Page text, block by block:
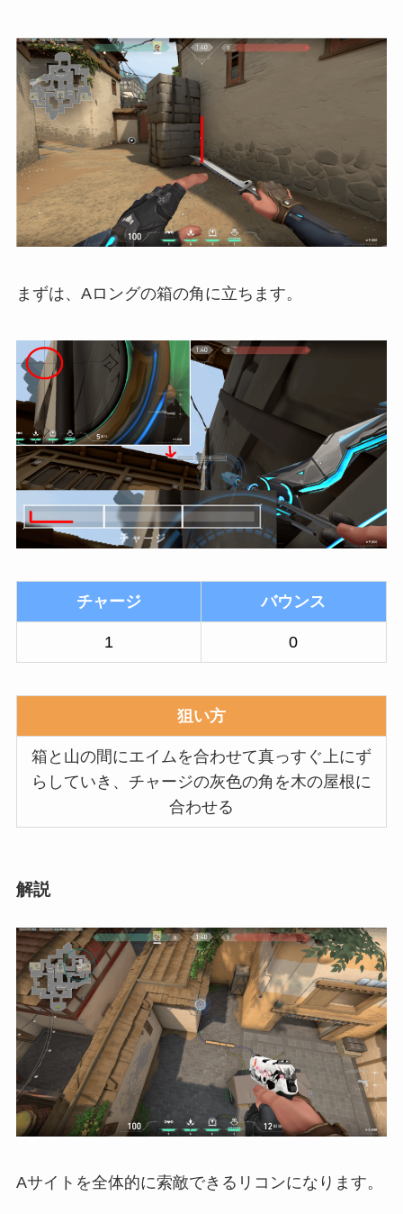
まずは、Aロングの箱の角に立ちます。
チャージ バウンス
1 0
狙い方
箱と山の間にエイムを合わせて真っすぐ上にず
らしていき、チャージの灰色の角を木の屋根に
合わせる
解説
Aサイトを全体的に索敵できるリコンになります。